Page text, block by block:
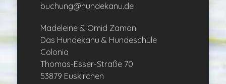
buchung@hundekanu.de
Madeleine & Omid Zamani
Das Hundekanu & Hundeschule
Colonia
Thomas-Esser-Straße 70
53879 Euskirchen